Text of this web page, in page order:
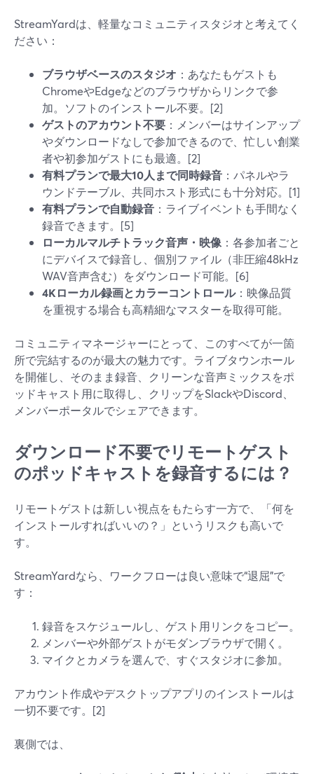
StreamYardは、軽量なコミュニティスタジオと考えてく
ださい：
ブラウザベースのスタジオ ：あなたもゲストも
ChromeやEdgeなどのブラウザからリンクで参
加。ソフトのインストール不要。[2]
ゲストのアカウント不要 ：メンバーはサインアップ
やダウンロードなしで参加できるので、忙しい創業
者や初参加ゲストにも最適。[2]
有料プランで最大10人まで同時録音 ：パネルやラ
ウンドテーブル、共同ホスト形式にも十分対応。[1]
有料プランで自動録音 ：ライブイベントも手間なく
録音できます。[5]
ローカルマルチトラック音声・映像 ：各参加者ごと
にデバイスで録音し、個別ファイル（非圧縮48kHz
WAV音声含む）をダウンロード可能。[6]
4Kローカル録画とカラーコントロール：映像品質
を重視する場合も高精細なマスターを取得可能。
コミュニティマネージャーにとって、このすべてが一箇
所で完結するのが最大の魅力です。ライブタウンホール
を開催し、そのまま録音、クリーンな音声ミックスをポ
ッドキャスト用に取得し、クリップをSlackやDiscord、
メンバーポータルでシェアできます。
ダウンロード不要でリモートゲスト
のポッドキャストを録音するには？
リモートゲストは新しい視点をもたらす一方で、「何を
インストールすればいいの？」というリスクも高いで
す。
StreamYardなら、ワークフローは良い意味で“退屈”で
す：
録音をスケジュールし、ゲスト用リンクをコピー。
メンバーや外部ゲストがモダンブラウザで開く。
マイクとカメラを選んで、すぐスタジオに参加。
アカウント作成やデスクトップアプリのインストールは
一切不要です。[2]
裏側では、